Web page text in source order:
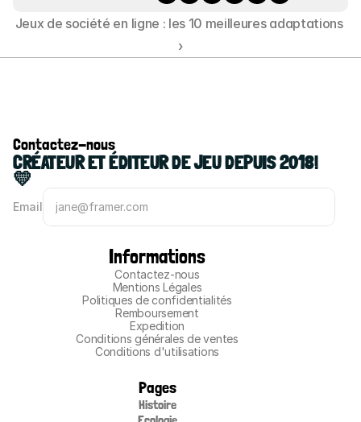
Jeux de société en ligne : les 10 meilleures adaptations
›
Contactez-nous
CRÉATEUR ET ÉDITEUR DE JEU DEPUIS 2018!
💛
Email
Informations
Contactez-nous
Mentions Légales
Politiques de confidentialités
Remboursement
Expedition
Conditions générales de ventes
Conditions d'utilisations
Pages
Histoire